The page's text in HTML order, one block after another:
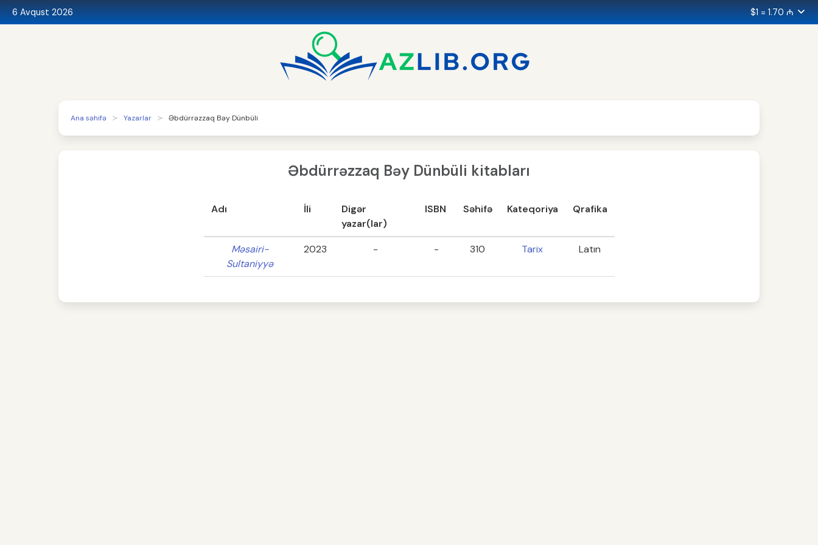
6 Avqust 2026 $1 = 1.70 ₼
Ana səhifə Yazarlar Əbdürrəzzaq Bəy Dünbüli
Əbdürrəzzaq Bəy Dünbüli kitabları
Adı İli
Digər
yazar(lar)
ISBN Səhifə Kateqoriya Qrafika
Məsairi-
Sultaniyyə
2023 - - 310 Tarix Latın